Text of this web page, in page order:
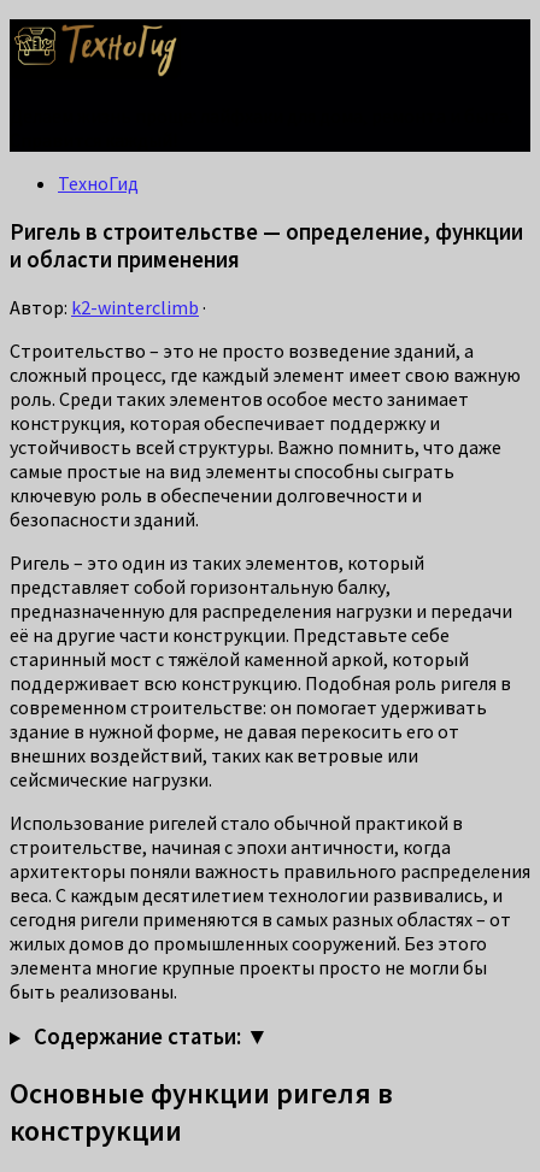
ТехноГид
Ригель в строительстве — определение, функции
и области применения
Автор: k2-winterclimb ·
Строительство – это не просто возведение зданий, а
сложный процесс, где каждый элемент имеет свою важную
роль. Среди таких элементов особое место занимает
конструкция, которая обеспечивает поддержку и
устойчивость всей структуры. Важно помнить, что даже
самые простые на вид элементы способны сыграть
ключевую роль в обеспечении долговечности и
безопасности зданий.
Ригель – это один из таких элементов, который
представляет собой горизонтальную балку,
предназначенную для распределения нагрузки и передачи
её на другие части конструкции. Представьте себе
старинный мост с тяжёлой каменной аркой, который
поддерживает всю конструкцию. Подобная роль ригеля в
современном строительстве: он помогает удерживать
здание в нужной форме, не давая перекосить его от
внешних воздействий, таких как ветровые или
сейсмические нагрузки.
Использование ригелей стало обычной практикой в
строительстве, начиная с эпохи античности, когда
архитекторы поняли важность правильного распределения
веса. С каждым десятилетием технологии развивались, и
сегодня ригели применяются в самых разных областях – от
жилых домов до промышленных сооружений. Без этого
элемента многие крупные проекты просто не могли бы
быть реализованы.
Содержание статьи: ▼
Основные функции ригеля в
конструкции